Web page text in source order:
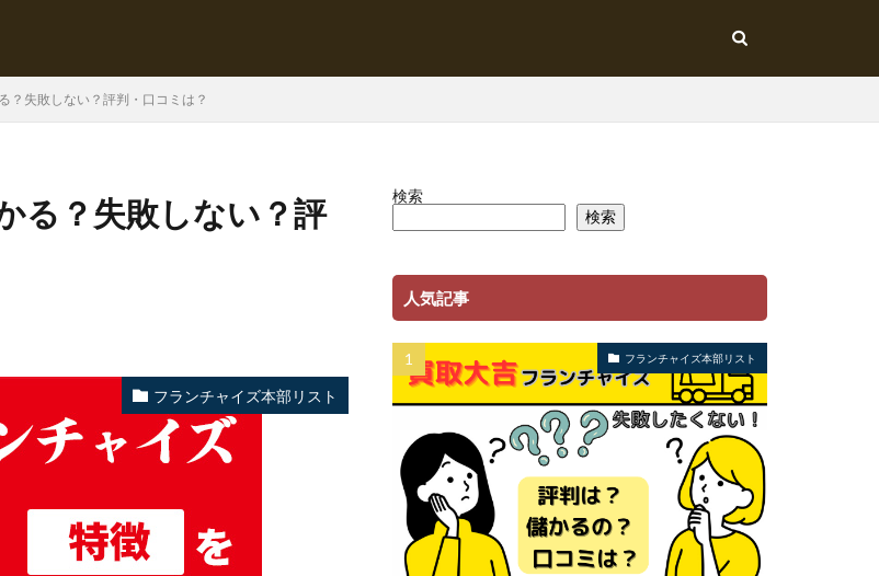
？失敗しない？評判・口コミは？
る？失敗しない？評
フランチャイズ本部リスト
検索
検索
人気記事
フランチャイズ本部リスト